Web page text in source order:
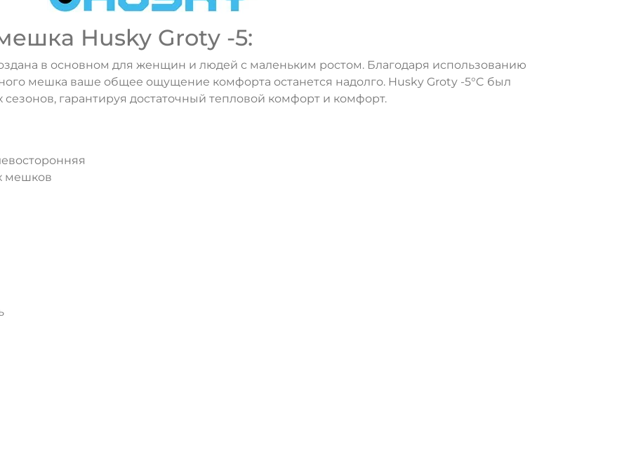
Husky Groty -5:
в основном для женщин и людей с маленьким ростом. Благодаря использованию
мешка ваше общее ощущение комфорта останется надолго. Husky Groty -5°C был
сезонов, гарантируя достаточный тепловой комфорт и комфорт.
мешков